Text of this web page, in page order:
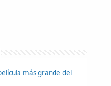
más grande del